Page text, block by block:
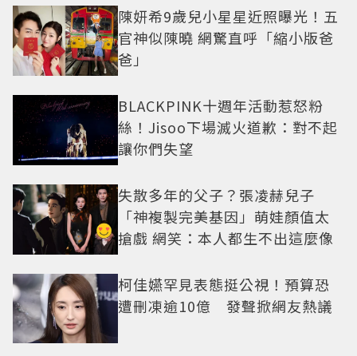
陳妍希9歲兒小星星近照曝光！五
官神似陳曉 網驚直呼「縮小版爸
爸」
BLACKPINK十週年活動惹怒粉
絲！Jisoo下場滅火道歉：對不起
讓你們失望
失散多年的父子？張凌赫兒子
「神複製完美基因」萌娃顏值太
搶戲 網笑：本人都生不出這麼像
柯佳嬿罕見表態挺公視！預算恐
遭刪凍逾10億 發聲掀網友熱議